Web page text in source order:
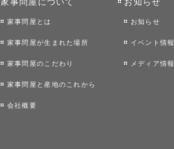
家事問屋とは
家事問屋が生まれた場所
家事問屋のこだわり
家事問屋と産地のこれから
会社概要
お知らせ
イベント情報
メディア情報